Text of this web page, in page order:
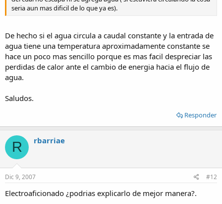
seria aun mas dificil de lo que ya es).
De hecho si el agua circula a caudal constante y la entrada de
agua tiene una temperatura aproximadamente constante se
hace un poco mas sencillo porque es mas facil despreciar las
perdidas de calor ante el cambio de energia hacia el flujo de
agua.
Saludos.
Responder
R rbarriae
Dic 9, 2007 #12
Electroaficionado ¿podrias explicarlo de mejor manera?.